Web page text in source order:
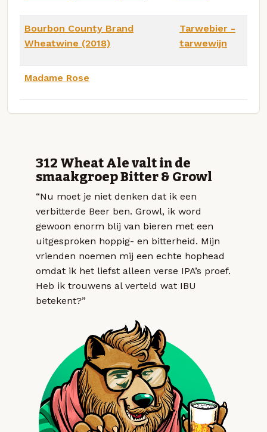
Bourbon County Brand
Wheatwine (2018)
Tarwebier -
tarwewijn
Madame Rose
312 Wheat Ale valt in de
smaakgroep Bitter & Growl
“Nu moet je niet denken dat ik een
verbitterde Beer ben. Growl, ik word
gewoon enorm blij van bieren met een
uitgesproken hoppig- en bitterheid. Mijn
vrienden noemen mij een echte hophead
omdat ik het liefst alleen verse IPA’s proef.
Heb ik trouwens al verteld wat IBU
betekent?”